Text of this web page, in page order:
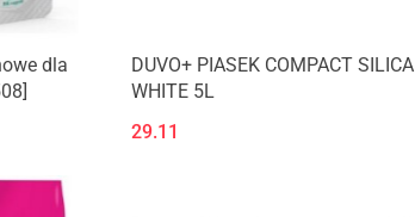
dla
DUVO+ PIASEK COMPACT SILICA
WHITE 5L
29.11